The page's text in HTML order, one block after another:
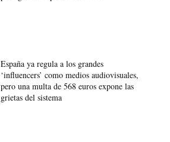
España ya regula a los grandes
‘influencers’ como medios audiovisuales,
pero una multa de 568 euros expone las
grietas del sistema